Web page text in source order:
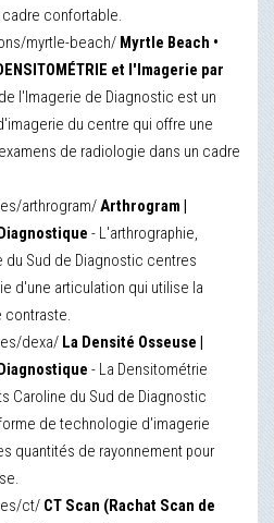
confortable.
myrtle-beach/ Myrtle Beach •
et l'Imagerie par
l'Imagerie de Diagnostic est un
du centre qui offre une
de radiologie dans un cadre
arthrogram/Arthrogram |
- L'arthrographie,
Sud de Diagnostic centres
d'une articulation qui utilise la
contraste.
dexa/ La Densité Osseuse |
- La Densitométrie
Caroline du Sud de Diagnostic
de technologie d'imagerie
quantités de rayonnement pour
ct/ CT Scan (Rachat Scan de